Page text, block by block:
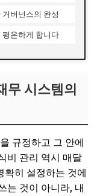
버넌스의 완성
평온하게 합니다
무 시스템의
규정하고 그 안에
비 관리 역시 매달
확히 설정하는 것에
는 것이 아니라, 내